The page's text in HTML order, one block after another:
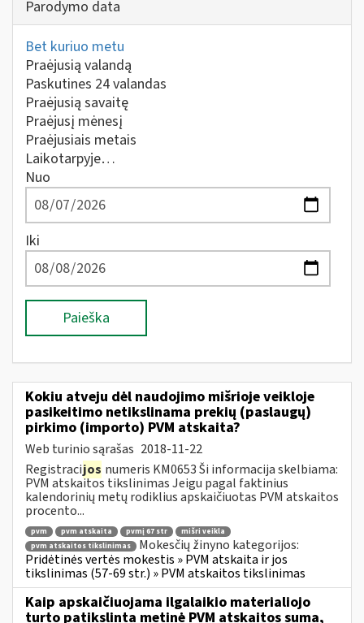
Parodymo data
Bet kuriuo metu
Praėjusią valandą
Paskutines 24 valandas
Praėjusią savaitę
Praėjusį mėnesį
Praėjusiais metais
Laikotarpyje…
Nuo
Iki
Paieška
Kokiu atveju dėl naudojimo mišrioje veikloje
pasikeitimo netikslinama prekių (paslaugų)
pirkimo (importo) PVM atskaita?
Web turinio sąrašas 2018-11-22
Registracijos numeris KM0653 Ši informacija skelbiama:
PVM atskaitos tikslinimas Jeigu pagal faktinius
kalendorinių metų rodiklius apskaičiuotas PVM atskaitos
procento...
pvm pvm atskaita pvmį 67 str
mišri veikla
pvm atskaitos tikslinimas
Mokesčių žinyno kategorijos:
Pridėtinės vertės mokestis » PVM atskaita ir jos
tikslinimas (57-69 str.) » PVM atskaitos tikslinimas
Kaip apskaičiuojama ilgalaikio materialiojo
turto patikslinta metinė PVM atskaitos suma,